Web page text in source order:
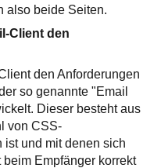
also beide Seiten.
Client den
den Anforderungen
so genannte "Email
Dieser besteht aus
von CSS-
ist und mit denen sich
Empfänger korrekt